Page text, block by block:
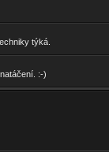
týká.
:-)